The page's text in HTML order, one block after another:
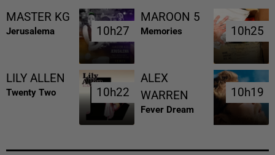
MASTER KG
Jerusalema 10h27
10h27
MAROON 5
Memories 10h25
10h25
LILY ALLEN
Twenty Two 10h22
10h22
ALEX
WARREN
Fever Dream
10h19
10h19